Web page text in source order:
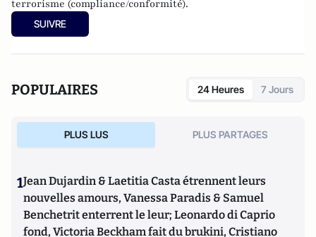
terrorisme (compliance/conformité).
SUIVRE
POPULAIRES 24 Heures 7 Jours
PLUS LUS PLUS PARTAGES
1Jean Dujardin & Laetitia Casta étrennent leurs
nouvelles amours, Vanessa Paradis & Samuel
Benchetrit enterrent le leur; Leonardo di Caprio
fond, Victoria Beckham fait du brukini, Cristiano